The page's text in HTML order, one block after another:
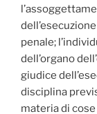
penale;
dell’organo
giudice
disciplina
materia di